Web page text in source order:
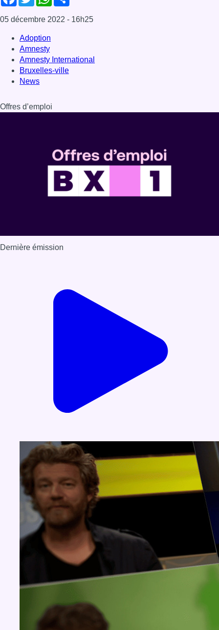
05 décembre 2022 - 16h25
Adoption
Amnesty
Amnesty International
Bruxelles-ville
News
Offres d’emploi
Dernière émission